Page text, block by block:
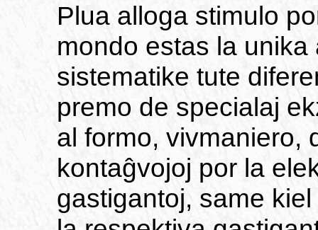
Plua alloga stimulo
mondo estas la
sistematike tute
premo de specialaj
al formo, vivmaniero,
kontaĝvojoj por la
gastigantoj, same